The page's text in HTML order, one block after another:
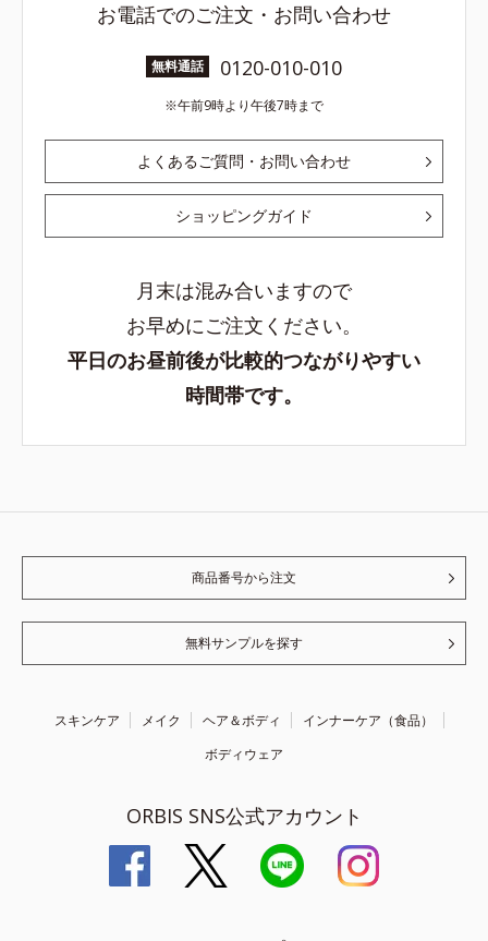
お電話でのご注文・お問い合わせ
無料通話 0120-010-010
午前9時より午後7時まで
よくあるご質問・お問い合わせ
ショッピングガイド
月末は混み合いますので
お早めにご注文ください。
平日のお昼前後が比較的つながりやすい
時間帯です。
商品番号から注文
無料サンプルを探す
スキンケア メイク ヘア＆ボディ
インナーケア（食品）
ボディウェア
ORBIS SNS公式アカウント